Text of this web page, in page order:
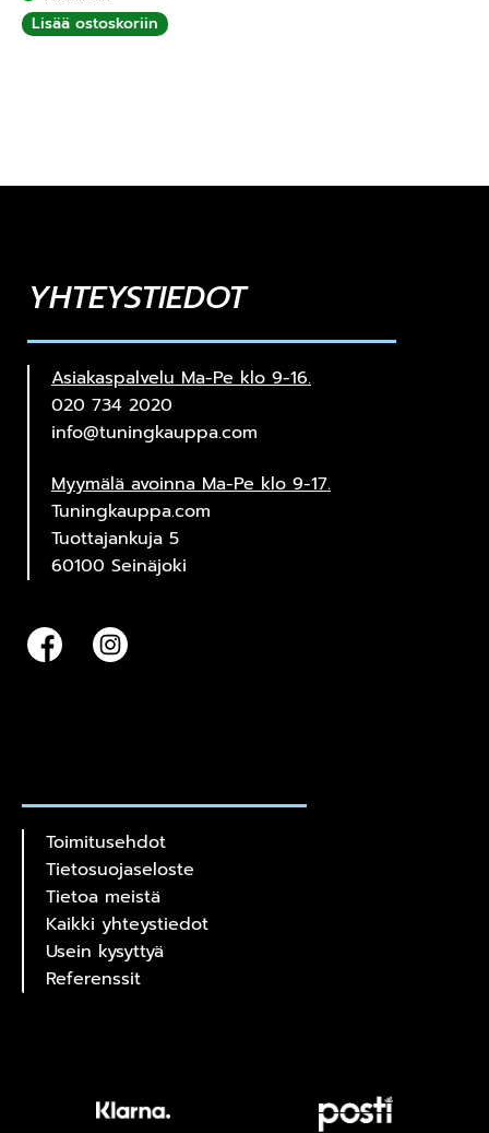
Lisää ostoskoriin
YHTEYSTIEDOT
Asiakaspalvelu Ma-Pe klo 9-16.
020 734 2020
info@tuningkauppa.com
Myymälä avoinna Ma-Pe klo 9-17.
Tuningkauppa.com
Tuottajankuja 5
60100 Seinäjoki
Toimitusehdot
Tietosuojaseloste
Tietoa meistä
Kaikki yhteystiedot
Usein kysyttyä
Referenssit